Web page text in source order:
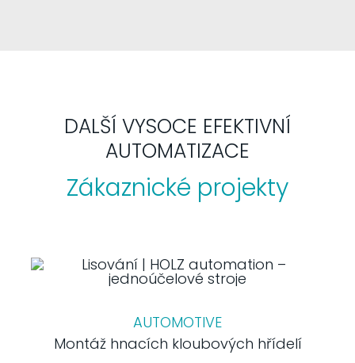
DALŠÍ VYSOCE EFEKTIVNÍ
AUTOMATIZACE
Zákaznické projekty
AUTOMOTIVE
Montáž hnacích kloubových hřídelí